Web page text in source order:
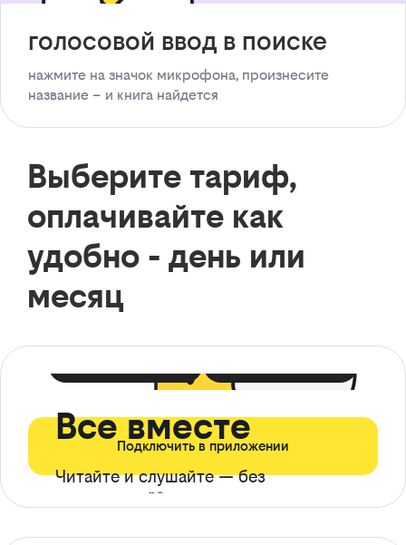
голосовой ввод в поиске
нажмите на значок микрофона, произнесите
название – и книга найдется
Выберите тариф,
оплачивайте как
удобно - день или
месяц
Все вместе
Читайте и слушайте — без
ограничений*
Подключить в приложении